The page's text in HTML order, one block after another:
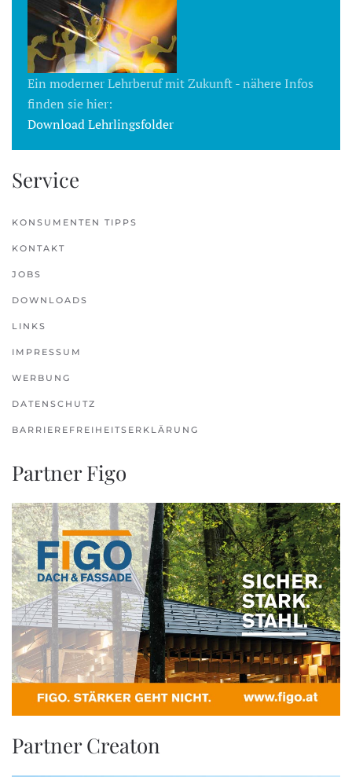
Ein moderner Lehrberuf mit Zukunft - nähere Infos
finden sie hier:
Download Lehrlingsfolder
Service
KONSUMENTEN TIPPS
KONTAKT
JOBS
DOWNLOADS
LINKS
IMPRESSUM
WERBUNG
DATENSCHUTZ
BARRIEREFREIHEITSERKLÄRUNG
Partner Figo
Partner Creaton